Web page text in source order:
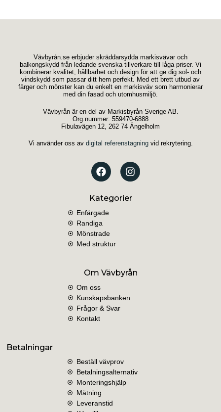
Markisväv Sandatex 5421/03
485,00kr /kvm
Markisväv Sandatex 5173/12
/kvm
Vävbyrån.se erbjuder skräddarsydda markisvävar och
balkongskydd från ledande svenska tillverkare till låga priser. Vi
kombinerar kvalitet, hållbarhet och design för att ge dig sol- och
vindskydd som passar ditt hem perfekt. Med ett brett utbud av
färger och mönster kan du enkelt en markisväv som harmonierar
med din fasad och utomhusmiljö.
Vävbyrån är en del av Markisbyrån Sverige AB.
Org.nummer: 559470-6888
Fibulavägen 12, 262 74 Ängelholm
Vi använder oss av digital referenstagningvid rekrytering.
Kategorier
Enfärgade
Randiga
Mönstrade
Med struktur
Om Vävbyrån
Om oss
Kunskapsbanken
Frågor & Svar
Kontakt
Betalningar
Beställ vävprov
Betalningsalternativ
Monteringshjälp
Mätning
Leveranstid